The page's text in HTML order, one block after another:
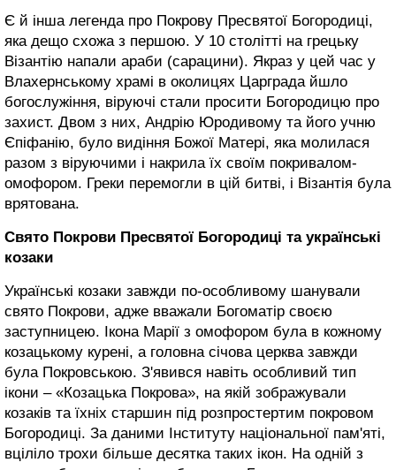
Є й інша легенда про Покрову Пресвятої Богородиці,
яка дещо схожа з першою. У 10 столітті на грецьку
Візантію напали араби (сарацини). Якраз у цей час у
Влахернському храмі в околицях Царграда йшло
богослужіння, віруючі стали просити Богородицю про
захист. Двом з них, Андрію Юродивому та його учню
Єпіфанію, було видіння Божої Матері, яка молилася
разом з віруючими і накрила їх своїм покривалом-
омофором. Греки перемогли в цій битві, і Візантія була
врятована.
Свято Покрови Пресвятої Богородиці та українські
козаки
Українські козаки завжди по-особливому шанували
свято Покрови, адже вважали Богоматір своєю
заступницею. Ікона Марії з омофором була в кожному
козацькому курені, а головна січова церква завжди
була Покровською. З'явився навіть особливий тип
ікони – «Козацька Покрова», на якій зображували
козаків та їхніх старшин під розпростертим покровом
Богородиці. За даними Інституту національної пам'яті,
вціліло трохи більше десятка таких ікон. На одній з